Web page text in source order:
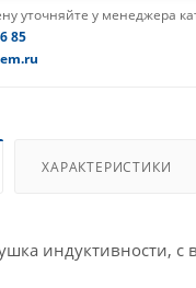
уточняйте у менеджера
85
ХАРАКТЕРИСТИКИ
индуктивности, с